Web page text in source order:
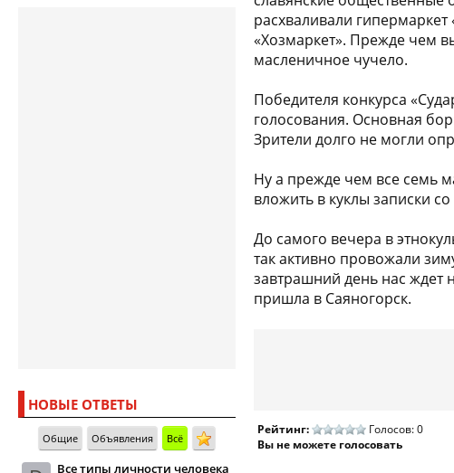
НОВЫЕ ОТВЕТЫ
Общие Объявления Всё
Все типы личности человека
расхваливали
«Хозмаркет». Прежде чем
масленичное чучело.
Победителя конкурса
голосования. Основная
Зрители долго не могли
Ну а прежде чем все семь
вложить в куклы записки
До самого вечера в
так активно провожали
завтрашний день нас ждет
пришла в Саяногорск.
Рейтинг:
Голосов: 0
Вы не можете голосовать